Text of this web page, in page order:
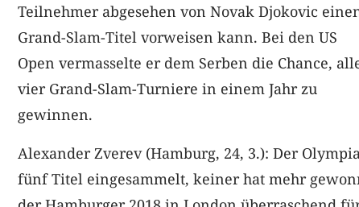
Teilnehmer abgesehen von Novak Djokovic
Grand-Slam-Titel vorweisen kann. Bei den US
Open vermasselte er dem Serben die Chance,
vier Grand-Slam-Turniere in einem Jahr zu
gewinnen.
Alexander Zverev (Hamburg, 24, 3.): Der
fünf Titel eingesammelt, keiner hat mehr